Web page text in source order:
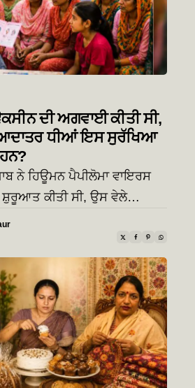
ਦੀ ਅਗਵਾਈ ਕੀਤੀ ਸੀ,
ਧੀਆਂ ਇਸ ਸੁਰੱਖਿਆ
ਨੇ ਹਿਊਮਨ ਪੈਪੀਲੋਮਾ ਵਾਇਰਸ
ਸ਼ੁਰੂਆਤ ਕੀਤੀ ਸੀ, ਉਸ ਵੇਲੇ…